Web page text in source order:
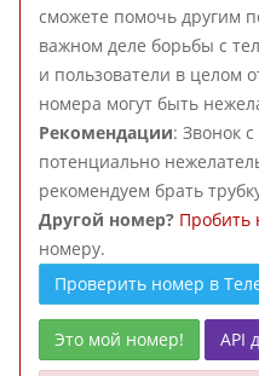
сможете помочь другим
важном деле борьбы с
и пользователи в целом
номера могут быть
Рекомендации: Звонок
потенциально
рекомендуем брать
Другой номер? Пробить
номеру.
Проверить номер в
Это мой номер! API